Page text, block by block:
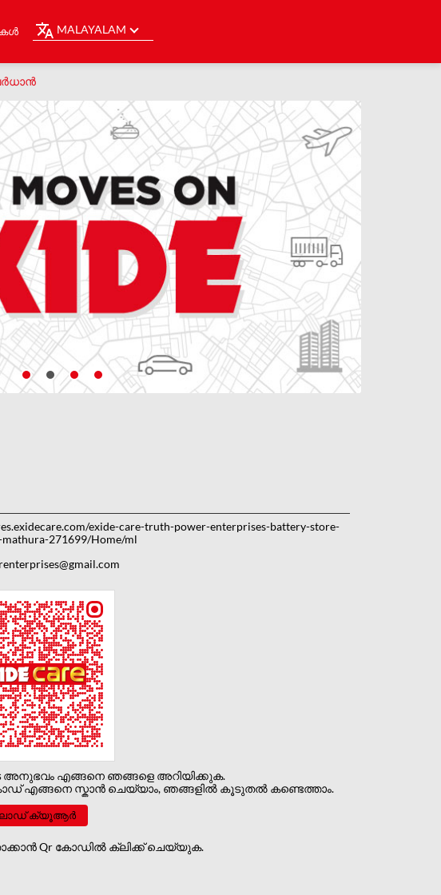
MALAYALAM
exide-care-truth-power-enterprises-battery-store-
mathura-271699/Home/ml
അനുഭവം എങ്ങനെ ഞങ്ങളെ അറിയിക്കുക.
എങ്ങനെ സ്കാൻ ചെയ്യാം, ഞങ്ങളിൽ കൂടുതൽ കണ്ടെത്താം.
ക്യൂആർ
Qr കോഡിൽ ക്ലിക്ക് ചെയ്യുക.